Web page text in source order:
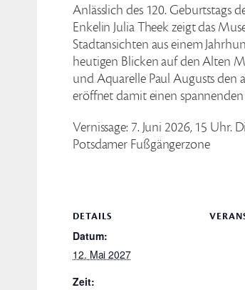
Anlässlich des 120. Geburtstags
Enkelin Julia Theek zeigt das
Stadtansichten aus einem
heutigen Blicken auf den Alten
und Aquarelle Paul Augusts den
eröffnet damit einen
Vernissage: 7. Juni 2026, 15
Potsdamer Fußgängerzone
DETAILS
Datum:
12. Mai 2027
Zeit: